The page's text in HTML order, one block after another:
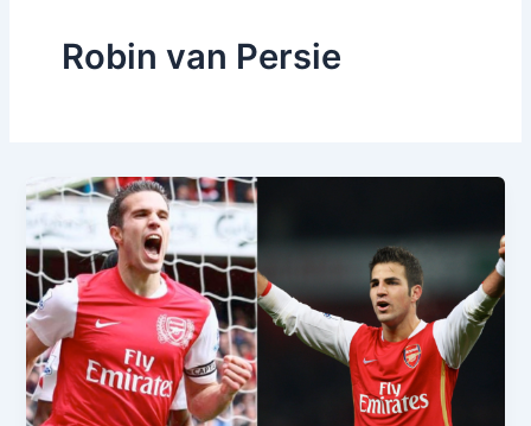
Robin van Persie